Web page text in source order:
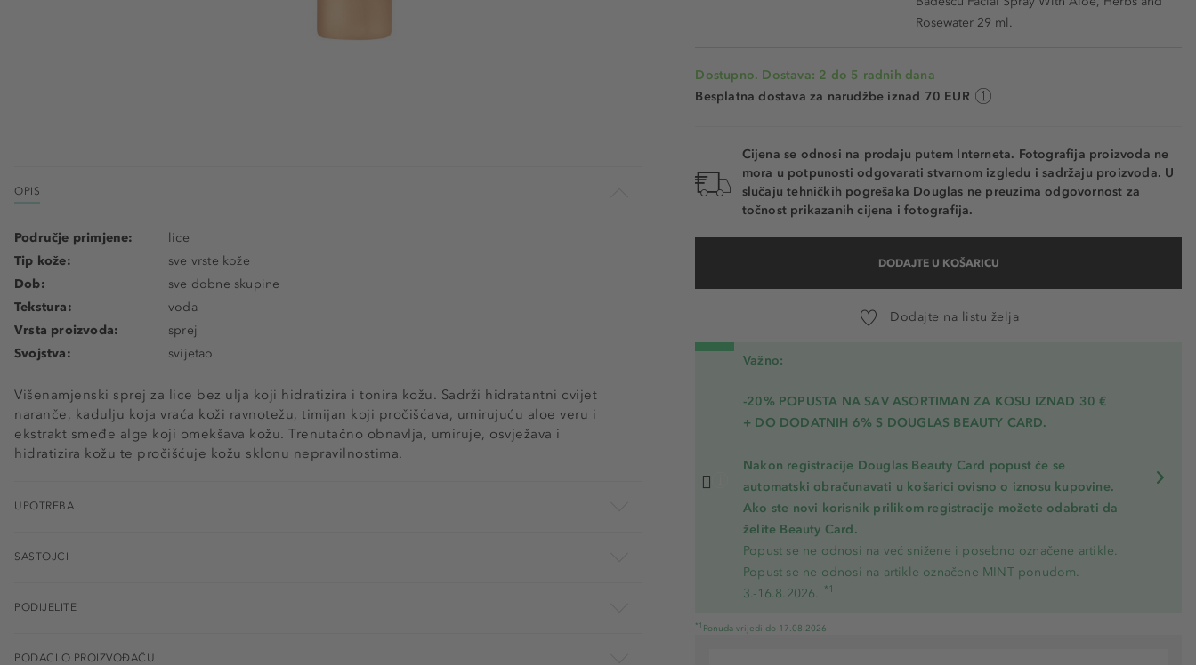
Rosewater 29 ml.
Dostupno. Dostava: 2 do 5 radnih dana
Besplatna dostava za narudžbe iznad 70 EUR
Cijena se odnosi na prodaju putem Interneta. Fotografija proizvoda ne
mora u potpunosti odgovarati stvarnom izgledu i sadržaju proizvoda. U
slučaju tehničkih pogrešaka Douglas ne preuzima odgovornost za
točnost prikazanih cijena i fotografija.
DODAJTE U KOŠARICU
Dodajte na listu želja
Važno:
-20% POPUSTA NA SAV ASORTIMAN ZA KOSU IZNAD 30 €
+ DO DODATNIH 6% S DOUGLAS BEAUTY CARD.
Nakon registracije Douglas Beauty Card popust će se
automatski obračunavati u košarici ovisno o iznosu kupovine.
Ako ste novi korisnik prilikom registracije možete odabrati da
želite Beauty Card.
Popust se ne odnosi na već snižene i posebno označene artikle.
Popust se ne odnosi na artikle označene MINT ponudom.
3.-16.8.2026.
*1
*1 Ponuda vrijedi do 17.08.2026
OPIS
Višenamjenski sprej za lice bez ulja koji hidratizira i tonira kožu. Sadrži hidratantni cvijet
naranče, kadulju koja vraća koži ravnotežu, timijan koji pročišćava, umirujuću aloe veru i
ekstrakt smeđe alge koji omekšava kožu. Trenutačno obnavlja, umiruje, osvježava i
hidratizira kožu te pročišćuje kožu sklonu nepravilnostima.
Područje primjene:
lice
Tip kože:
sve vrste kože
Dob:
sve dobne skupine
Tekstura:
voda
Vrsta proizvoda:
sprej
Svojstva:
svijetao
UPOTREBA
SASTOJCI
PODIJELITE
PODACI O PROIZVOĐAČU